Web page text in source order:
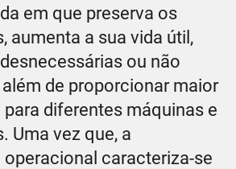
em que preserva os
aumenta a sua vida útil,
ou não
de proporcionar maior
diferentes máquinas e
Uma vez que, a
caracteriza-se